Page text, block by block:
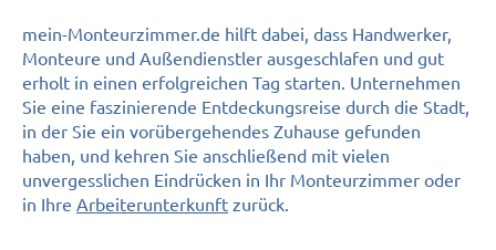
mein-Monteurzimmer.de hilft dabei, dass Handwerker,
Monteure und Außendienstler ausgeschlafen und gut
erholt in einen erfolgreichen Tag starten. Unternehmen
Sie eine faszinierende Entdeckungsreise durch die Stadt,
in der Sie ein vorübergehendes Zuhause gefunden
haben, und kehren Sie anschließend mit vielen
unvergesslichen Eindrücken in Ihr Monteurzimmer oder
in Ihre Arbeiterunterkunft zurück.